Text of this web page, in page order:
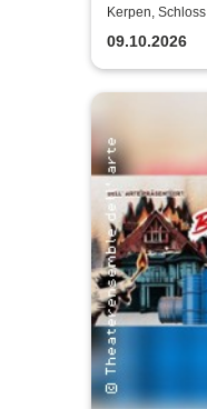
und
Proust
Kerpen,
09.10.2026